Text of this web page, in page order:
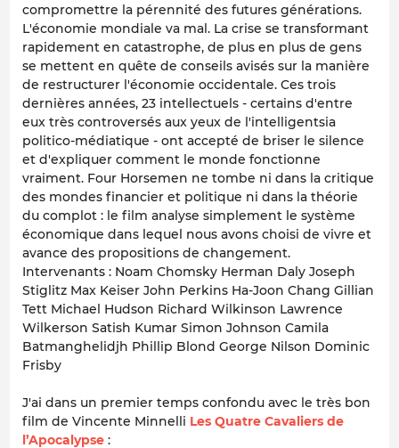
compromettre la pérennité des futures générations.
L'économie mondiale va mal. La crise se transformant
rapidement en catastrophe, de plus en plus de gens
se mettent en quête de conseils avisés sur la manière
de restructurer l'économie occidentale. Ces trois
dernières années, 23 intellectuels - certains d'entre
eux très controversés aux yeux de l'intelligentsia
politico-médiatique - ont accepté de briser le silence
et d'expliquer comment le monde fonctionne
vraiment. Four Horsemen ne tombe ni dans la critique
des mondes financier et politique ni dans la théorie
du complot : le film analyse simplement le système
économique dans lequel nous avons choisi de vivre et
avance des propositions de changement.
Intervenants : Noam Chomsky Herman Daly Joseph
Stiglitz Max Keiser John Perkins Ha-Joon Chang Gillian
Tett Michael Hudson Richard Wilkinson Lawrence
Wilkerson Satish Kumar Simon Johnson Camila
Batmanghelidjh Phillip Blond George Nilson Dominic
Frisby
J'ai dans un premier temps confondu avec le très bon
film de Vincente Minnelli Les Quatre Cavaliers de
l’Apocalypse :